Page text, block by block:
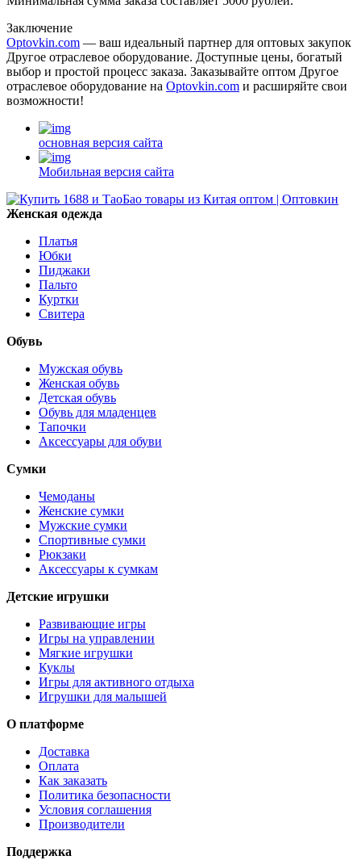
Заключение
Optovkin.com — ваш идеальный партнер для оптовых закупок
Другое отраслевое оборудование. Доступные цены, богатый
выбор и простой процесс заказа. Заказывайте оптом Другое
отраслевое оборудование на Optovkin.com и расширяйте свои
возможности!
основная версия сайта
Мобильная версия сайта
Женская одежда
Платья
Юбки
Пиджаки
Пальто
Куртки
Свитера
Обувь
Мужская обувь
Женская обувь
Детская обувь
Обувь для младенцев
Тапочки
Аксессуары для обуви
Сумки
Чемоданы
Женские сумки
Мужские сумки
Спортивные сумки
Рюкзаки
Аксессуары к сумкам
Детские игрушки
Развивающие игры
Игры на управлении
Мягкие игрушки
Куклы
Игры для активного отдыха
Игрушки для малышей
О платформе
Доставка
Оплата
Как заказать
Политика безопасности
Условия соглашения
Производители
Поддержка